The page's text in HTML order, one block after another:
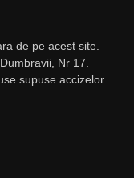
de pe acest site.
Nr 17.
supuse accizelor